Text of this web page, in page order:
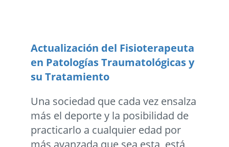
Actualización del Fisioterapeuta
en Patologías Traumatológicas y
su Tratamiento
Una sociedad que cada vez ensalza
más el deporte y la posibilidad de
practicarlo a cualquier edad por
más avanzada que sea esta, está